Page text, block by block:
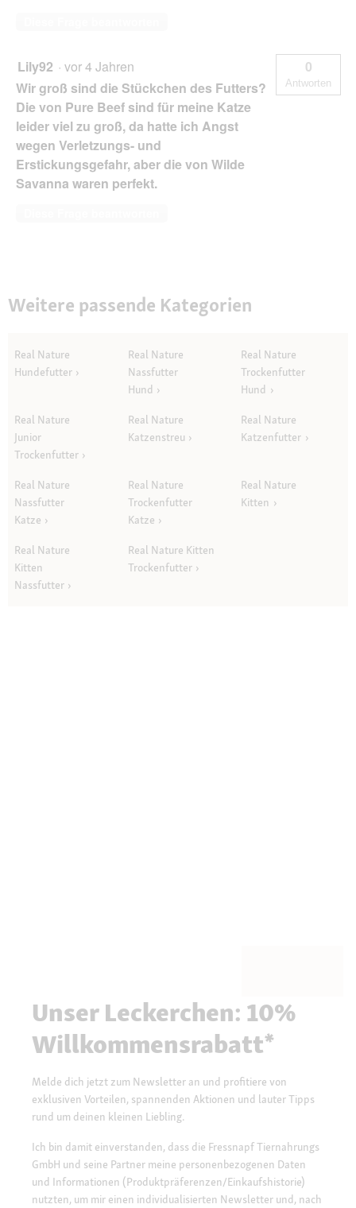
Lily92 · vor 4 Jahren
Wir groß sind die Stückchen des Futters?
Die von Pure Beef sind für meine Katze
leider viel zu groß, da hatte ich Angst
wegen Verletzungs- und
Erstickungsgefahr, aber die von Wilde
Savanna waren perfekt.
0
Antworten
Weitere passende Kategorien
Real Nature
Hundefutter
Real Nature
Nassfutter
Hund
Real Nature
Trockenfutter
Hund
Real Nature
Junior
Trockenfutter
Real Nature
Katzenstreu
Real Nature
Katzenfutter
Real Nature
Nassfutter
Katze
Real Nature
Trockenfutter
Katze
Real Nature
Kitten
Real Nature
Kitten
Nassfutter
Real Nature Kitten
Trockenfutter
Unser Leckerchen: 10%
Willkommensrabatt*
Melde dich jetzt zum Newsletter an und profitiere von
exklusiven Vorteilen, spannenden Aktionen und lauter Tipps
rund um deinen kleinen Liebling.
Ich bin damit einverstanden, dass die Fressnapf Tiernahrungs
GmbH und seine Partner meine personenbezogenen Daten
und Informationen (Produktpräferenzen/Einkaufshistorie)
nutzten, um mir einen individualisierten Newsletter und, nach